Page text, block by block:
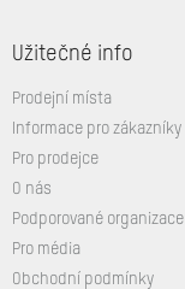
Užitečné info
Prodejní místa
Informace pro zákazníky
Pro prodejce
O nás
Podporované organizace
Pro média
Obchodní podmínky